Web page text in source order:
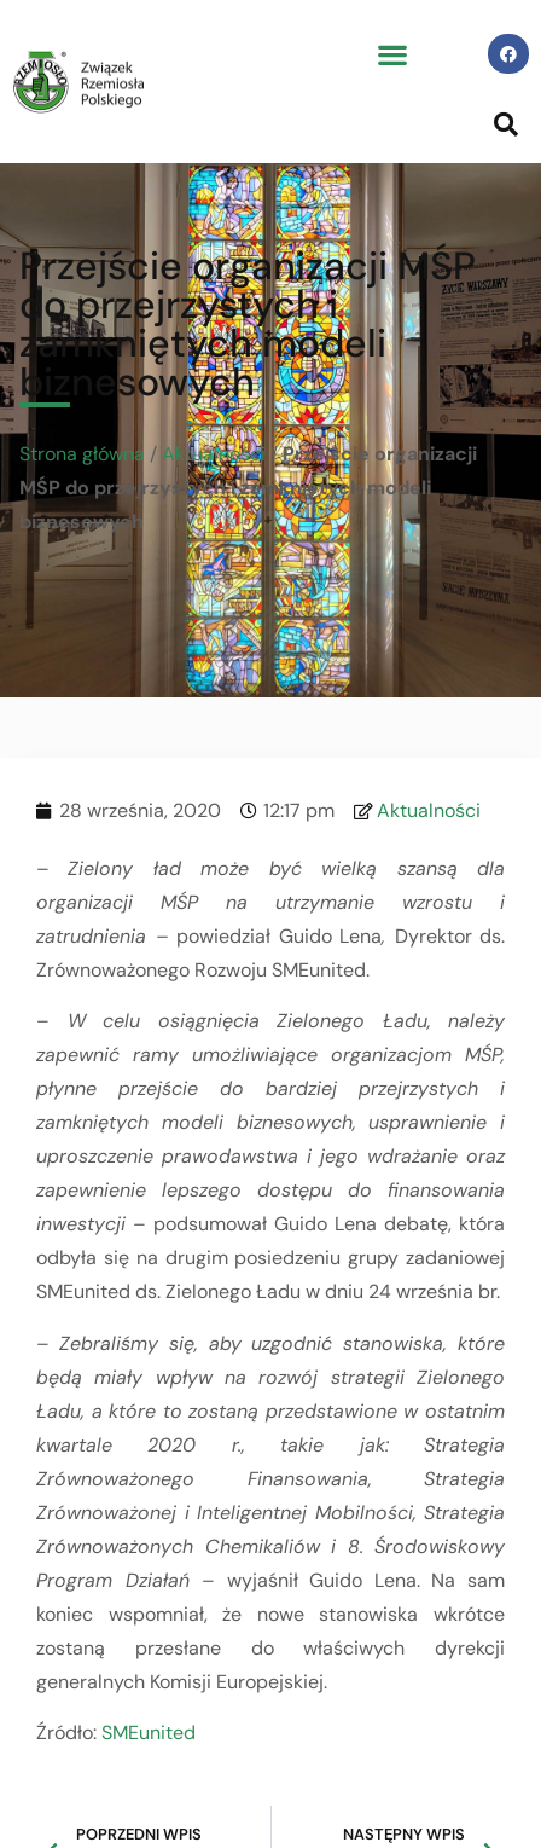
Przejście organizacji MŚP
do przejrzystych i
zamkniętych modeli
biznesowych
Strona główna /Aktualności /Przejście organizacji
MŚP do przejrzystych i zamkniętych modeli
biznesowych
28 września, 2020 12:17 pm Aktualności
–Zielony ład może być wielką szansą dla
organizacji MŚP na utrzymanie wzrostu i
zatrudnienia – powiedział Guido Lena, Dyrektor ds.
Zrównoważonego Rozwoju SMEunited.
– W celu osiągnięcia Zielonego Ładu, należy
zapewnić ramy umożliwiające organizacjom MŚP,
płynne przejście do bardziej przejrzystych i
zamkniętych modeli biznesowych, usprawnienie i
uproszczenie prawodawstwa i jego wdrażanie oraz
zapewnienie lepszego dostępu do finansowania
inwestycji – podsumował Guido Lena debatę, która
odbyła się na drugim posiedzeniu grupy zadaniowej
SMEunited ds. Zielonego Ładu w dniu 24 września br.
– Zebraliśmy się, aby uzgodnić stanowiska, które
będą miały wpływ na rozwój strategii Zielonego
Ładu, a które to zostaną przedstawione w ostatnim
kwartale 2020 r., takie jak: Strategia
Zrównoważonego Finansowania, Strategia
Zrównoważonej i Inteligentnej Mobilności, Strategia
Zrównoważonych Chemikaliów i 8. Środowiskowy
Program Działań – wyjaśnił Guido Lena. Na sam
koniec wspomniał, że nowe stanowiska wkrótce
zostaną przesłane do właściwych dyrekcji
generalnych Komisji Europejskiej.
Źródło:SMEunited
POPRZEDNI WPIS NASTĘPNY WPIS